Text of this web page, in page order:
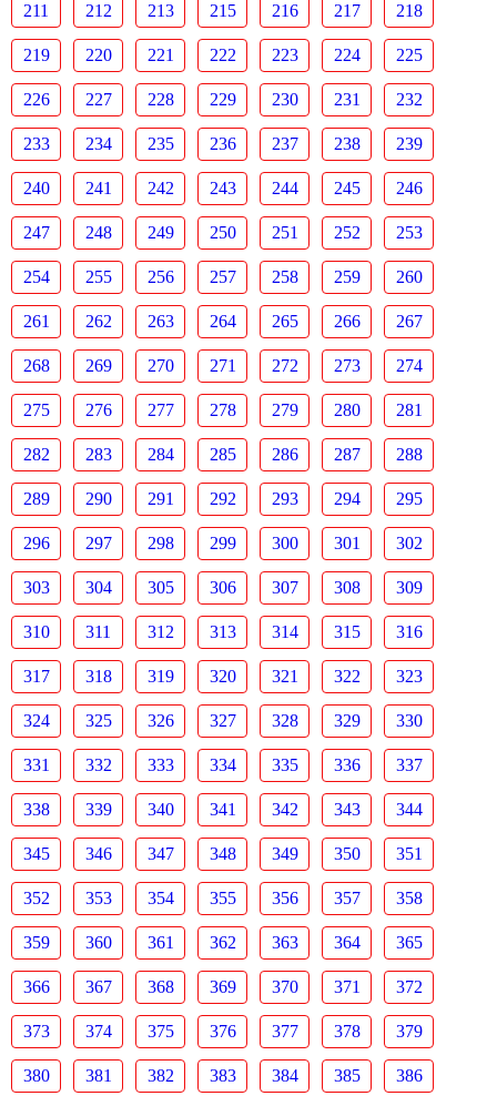
211 212 213 215 216 217 218
219 220 221 222 223 224 225
226 227 228 229 230 231 232
233 234 235 236 237 238 239
240 241 242 243 244 245 246
247 248 249 250 251 252 253
254 255 256 257 258 259 260
261 262 263 264 265 266 267
268 269 270 271 272 273 274
275 276 277 278 279 280 281
282 283 284 285 286 287 288
289 290 291 292 293 294 295
296 297 298 299 300 301 302
303 304 305 306 307 308 309
310 311 312 313 314 315 316
317 318 319 320 321 322 323
324 325 326 327 328 329 330
331 332 333 334 335 336 337
338 339 340 341 342 343 344
345 346 347 348 349 350 351
352 353 354 355 356 357 358
359 360 361 362 363 364 365
366 367 368 369 370 371 372
373 374 375 376 377 378 379
380 381 382 383 384 385 386